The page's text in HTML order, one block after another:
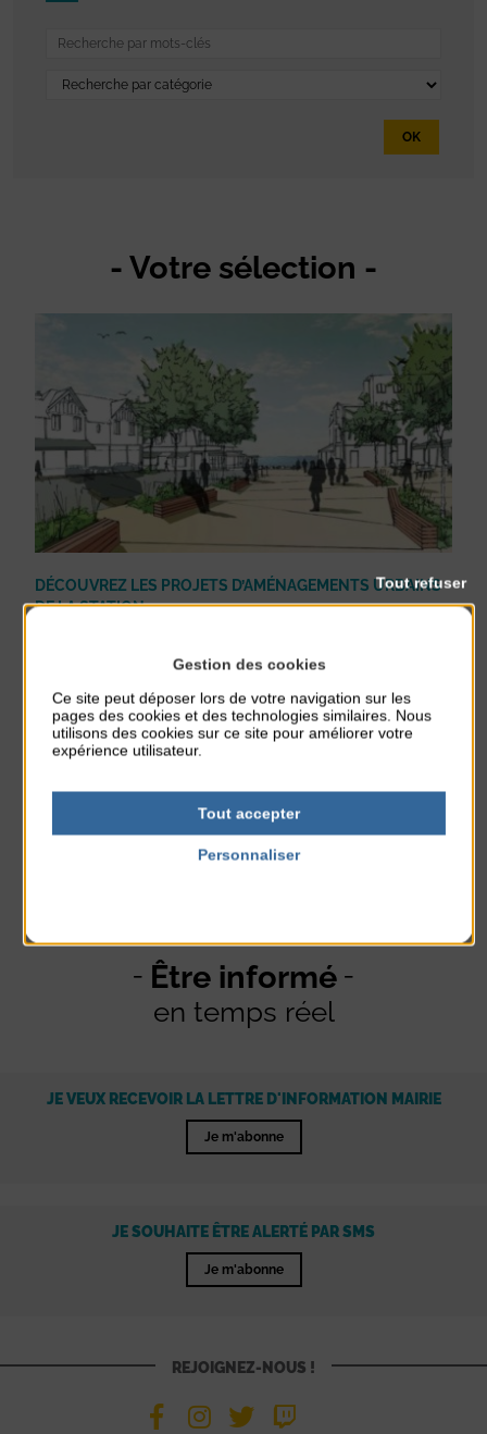
OK
- Votre sélection -
DÉCOUVREZ LES PROJETS D’AMÉNAGEMENTS URBAINS
DE LA STATION
touristique de plus en plus importante que la commune d’Agon-Coutainville
s’est engagée depuis 2016 dans une ...
Être informé
en temps réel
JE VEUX RECEVOIR LA LETTRE D'INFORMATION MAIRIE
Je m'abonne
JE SOUHAITE ÊTRE ALERTÉ PAR SMS
Je m'abonne
REJOIGNEZ-NOUS !
Gestion des cookies
Ce site peut déposer lors de votre navigation sur les
pages des cookies et des technologies similaires. Nous
utilisons des cookies sur ce site pour améliorer votre
expérience utilisateur.
Tout accepter
Tout refuser
Personnaliser